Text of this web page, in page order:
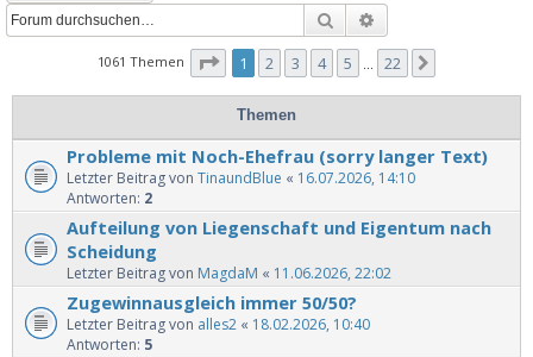
Suche
1061 Themen Seite 1von 22
1 2 3 4 5 22
Themen
Probleme mit Noch-Ehefrau (sorry langer Text)
Letzter Beitrag von TinaundBlue « 16.07.2026, 14:10
Antworten: 2
Aufteilung von Liegenschaft und Eigentum nach
Scheidung
Letzter Beitrag von MagdaM « 11.06.2026, 22:02
Zugewinnausgleich immer 50/50?
Letzter Beitrag von alles2 « 18.02.2026, 10:40
Antworten: 5